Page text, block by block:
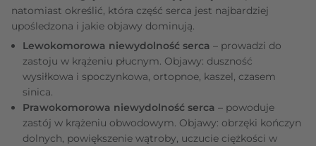
natomiast określić, która część serca jest najbardziej
upośledzona i jakie objawy dominują.
Lewokomorowa niewydolność serca – prowadzi do
zastoju w krążeniu płucnym. Objawy: duszność
wysiłkowa i spoczynkowa, ortopnoe, kaszel, czasem
sinica.
Prawokomorowa niewydolność serca – powoduje
zastój w krążeniu obwodowym. Objawy: obrzęki kończyn
dolnych, powiększenie wątroby, uczucie ciężkości w